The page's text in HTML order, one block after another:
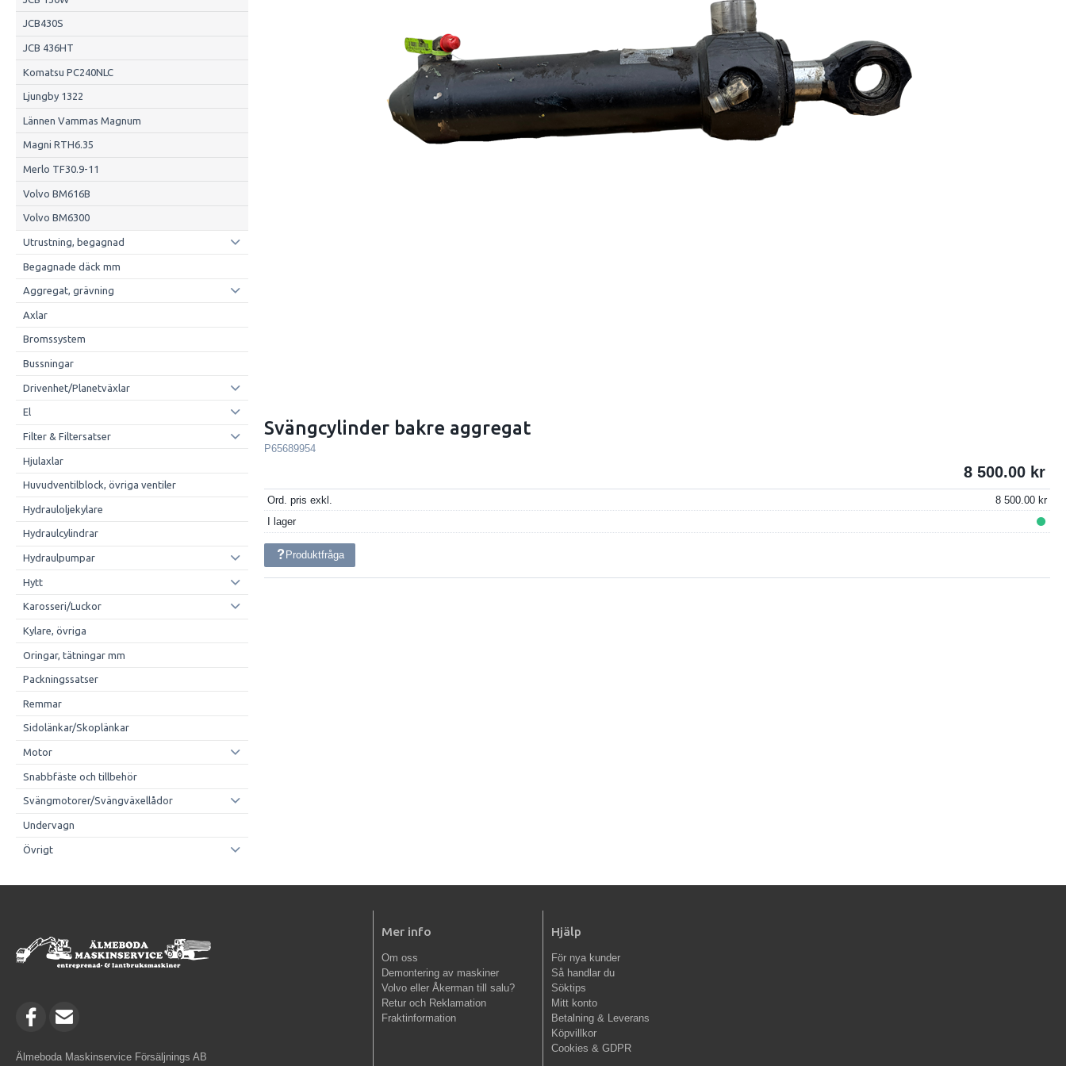
JCB430S
JCB 436HT
Komatsu PC240NLC
Ljungby 1322
Lännen Vammas Magnum
Magni RTH6.35
Merlo TF30.9-11
Volvo BM616B
Volvo BM6300
Utrustning, begagnad
Begagnade däck mm
Aggregat, grävning
Axlar
Bromssystem
Bussningar
Drivenhet/Planetväxlar
El
Filter & Filtersatser
Hjulaxlar
Huvudventilblock, övriga ventiler
Hydrauloljekylare
Hydraulcylindrar
Hydraulpumpar
Hytt
Karosseri/Luckor
Kylare, övriga
Oringar, tätningar mm
Packningssatser
Remmar
Sidolänkar/Skoplänkar
Motor
Snabbfäste och tillbehör
Svängmotorer/Svängväxellådor
Undervagn
Övrigt
Svängcylinder bakre aggregat
P65689954
8 500.00
Ord. pris exkl.
8 500.00
I lager
Produktfråga
Älmeboda Maskinservice Försäljnings AB
Mer info
Om oss
Demontering av maskiner
Volvo eller Åkerman till salu?
Retur och Reklamation
Fraktinformation
Hjälp
För nya kunder
Så handlar du
Söktips
Mitt konto
Betalning & Leverans
Köpvillkor
Cookies & GDPR